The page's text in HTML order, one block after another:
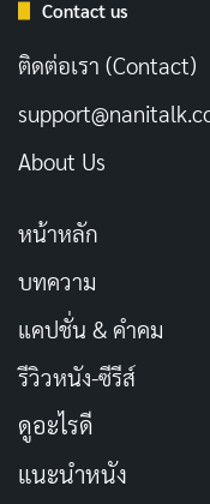
นักแสดงตลกเดี่ยว
ฟุตบอลรวมดาว ไ
นักแสดงนำ
Contact us
ติดต่อเรา (Contact)
About Us
หน้าหลัก
บทความ
แคปชั่น & คำคม
รีวิวหนัง-ซีรีส์
ดูอะไรดี
แนะนำหนัง